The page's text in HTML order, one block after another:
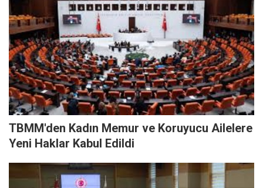
TBMM'den Kadın Memur ve Koruyucu Ailelere
Yeni Haklar Kabul Edildi